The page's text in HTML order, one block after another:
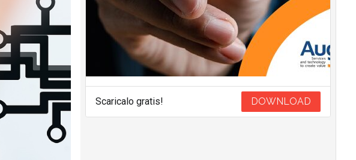
Scaricalo gratis! DOWNLOAD